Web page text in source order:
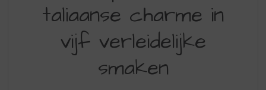
CREMA
ITALIAANSE
CHARME
taliaanse charme in
vijf verleidelijke
smaken